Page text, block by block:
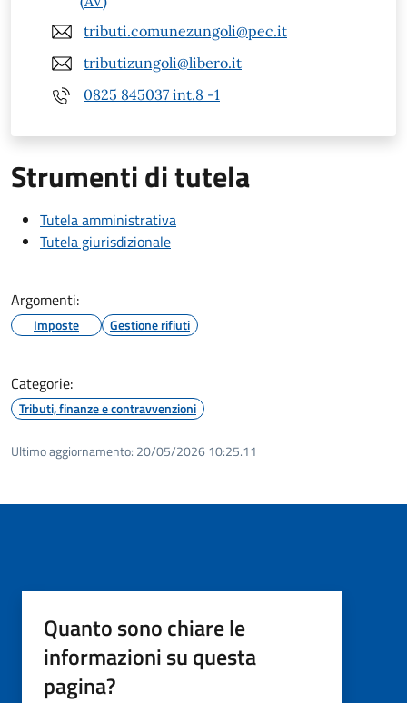
tributi.comunezungoli@pec.it
tributizungoli@libero.it
0825 845037 int.8 -1
Strumenti di tutela
Tutela amministrativa
Tutela giurisdizionale
Argomenti:
Imposte Gestione rifiuti
Categorie:
Tributi, finanze e contravvenzioni
Ultimo aggiornamento: 20/05/2026 10:25.11
Quanto sono chiare le
informazioni su questa
pagina?